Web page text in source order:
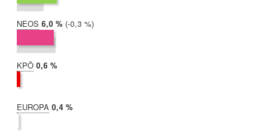
NEOS 2019:
6,0 %
2014:
6,3 %
Differenz:
-0,3 %
KPÖ 2019:
0,6 %
EUROPA 2019:
0,4 %